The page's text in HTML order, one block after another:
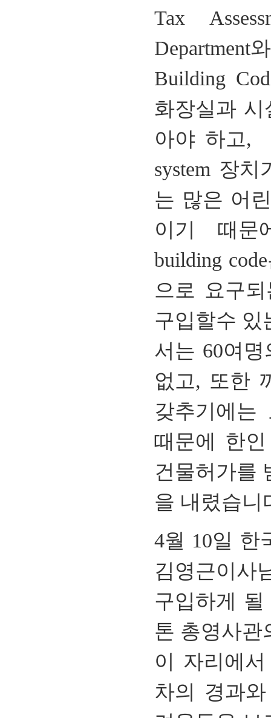
Tax
Department
Building
화장실과 시
아야 하고,
system 장치
는 많은 어린
이기
때문
building code
으로
요구
구입할수 있
서는 60여명
없고, 또한
갖추기에는
때문에 한
건물허가를
을 내렸습니
4월 10일 한
김영근이사
구입하게
될
톤 총영사관
이 자리에서
차의
경과